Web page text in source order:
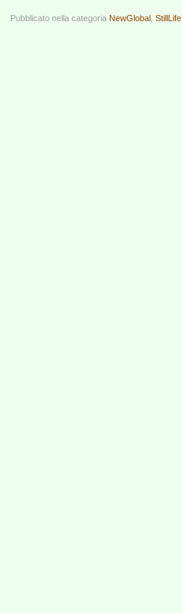
Pubblicato nella categoria NewGlobal StillLife